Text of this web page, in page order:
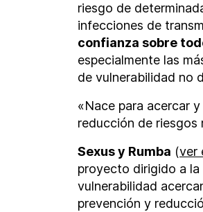
riesgo de
infecciones de
confianza sobre
especialmente las
de vulnerabilidad no
«Nace para acercar
reducción de riesgos
Sexus y Rumba (ver
proyecto dirigido a
vulnerabilidad
prevención y